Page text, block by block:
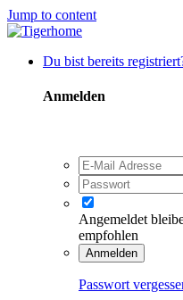
Jump to content
Du bist bereits
Anmelden
Angemeldet
empfohlen
Anmelden
Passwort